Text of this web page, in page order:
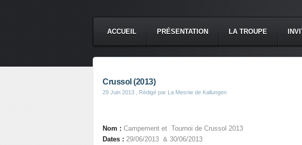
ACCUEIL PRÉSENTATION LA TROUPE
Crussol (2013)
29 Juin 2013 , Rédigé par La Mesnie de Kallungen
Nom : Campement et Tournoi de Crussol 2013
Dates : 29/06/2013 & 30/06/2013